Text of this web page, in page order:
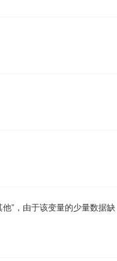
他”，由于该变量的少量数据缺